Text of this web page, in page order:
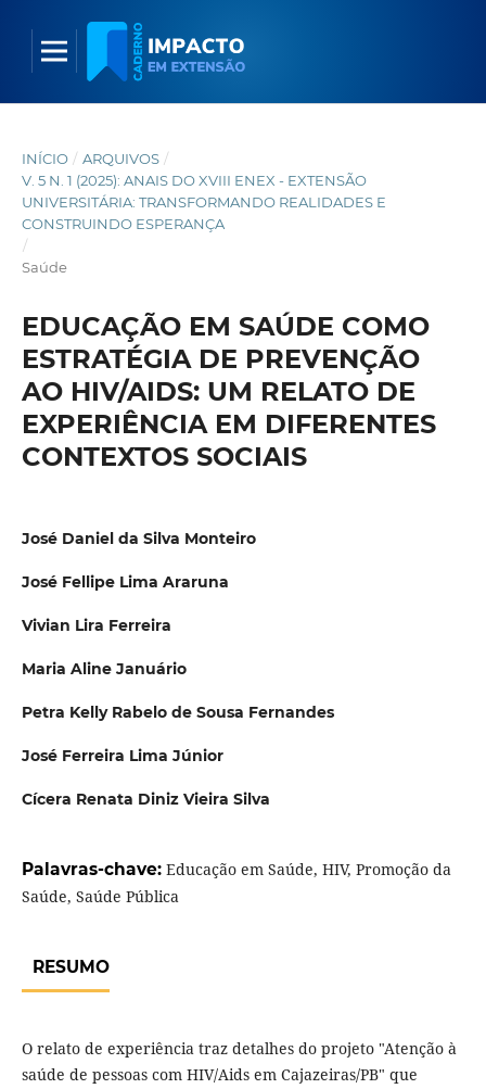
INÍCIO / ARQUIVOS /
V. 5 N. 1 (2025): ANAIS DO XVIII ENEX - EXTENSÃO
UNIVERSITÁRIA: TRANSFORMANDO REALIDADES E
CONSTRUINDO ESPERANÇA
/
Saúde
EDUCAÇÃO EM SAÚDE COMO
ESTRATÉGIA DE PREVENÇÃO
AO HIV/AIDS: UM RELATO DE
EXPERIÊNCIA EM DIFERENTES
CONTEXTOS SOCIAIS
José Daniel da Silva Monteiro
José Fellipe Lima Araruna
Vivian Lira Ferreira
Maria Aline Januário
Petra Kelly Rabelo de Sousa Fernandes
José Ferreira Lima Júnior
Cícera Renata Diniz Vieira Silva
Palavras-chave: Educação em Saúde, HIV, Promoção da
Saúde, Saúde Pública
RESUMO
O relato de experiência traz detalhes do projeto "Atenção à
saúde de pessoas com HIV/Aids em Cajazeiras/PB" que